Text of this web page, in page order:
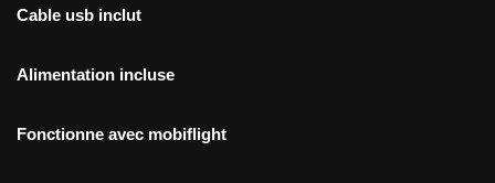
Cable usb inclut
Alimentation incluse
Fonctionne avec mobiflight